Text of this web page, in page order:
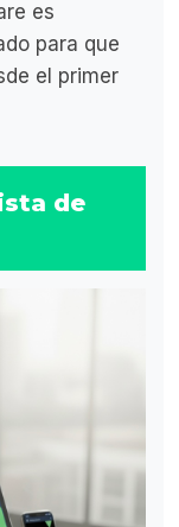
es
para que
el primer
de